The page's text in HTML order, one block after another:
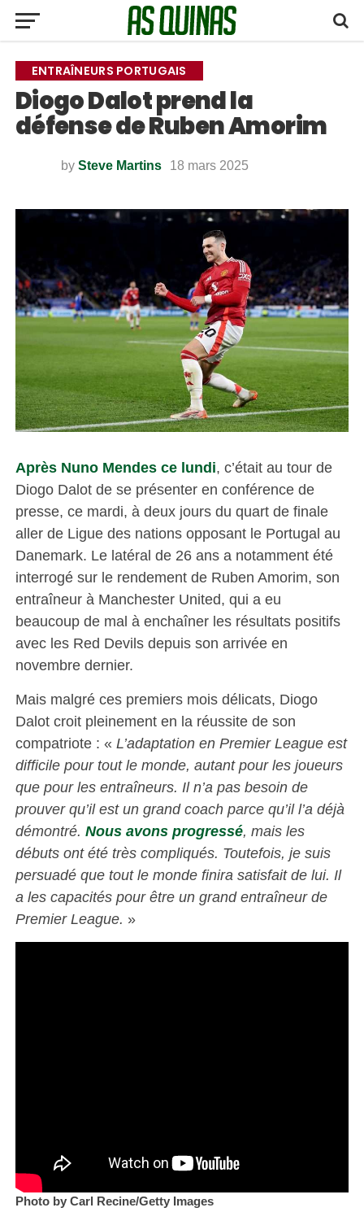
ENTRAÎNEURS PORTUGAIS
Diogo Dalot prend la
défense de Ruben Amorim
by Steve Martins 18 mars 2025
Après Nuno Mendes ce lundi, c’était au tour de
Diogo Dalot de se présenter en conférence de
presse, ce mardi, à deux jours du quart de finale
aller de Ligue des nations opposant le Portugal au
Danemark. Le latéral de 26 ans a notamment été
interrogé sur le rendement de Ruben Amorim, son
entraîneur à Manchester United, qui a eu
beaucoup de mal à enchaîner les résultats positifs
avec les Red Devils depuis son arrivée en
novembre dernier.
Mais malgré ces premiers mois délicats, Diogo
Dalot croit pleinement en la réussite de son
compatriote : « L’adaptation en Premier League est
difficile pour tout le monde, autant pour les joueurs
que pour les entraîneurs. Il n’a pas besoin de
prouver qu’il est un grand coach parce qu’il l’a déjà
démontré. Nous avons progressé, mais les
débuts ont été très compliqués. Toutefois, je suis
persuadé que tout le monde finira satisfait de lui. Il
a les capacités pour être un grand entraîneur de
Premier League. »
Photo by Carl Recine/Getty Images